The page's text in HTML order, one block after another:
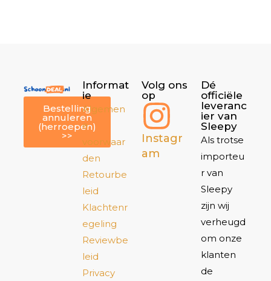
Bestelling
annuleren
(herroepen)
>>
Informat
ie
Algemen
e
voorwaar
den
Retourbe
leid
Klachtenr
egeling
Reviewbe
leid
Privacy
Volg ons
op
Instagr
am
Dé
officiële
leveranc
ier van
Sleepy
Als trotse
importeu
r van
Sleepy
zijn wij
verheugd
om onze
klanten
de